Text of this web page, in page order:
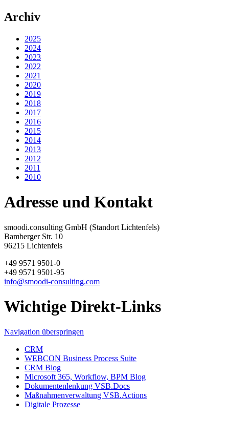
Archiv
2025
2024
2023
2022
2021
2020
2019
2018
2017
2016
2015
2014
2013
2012
2011
2010
Adresse und Kontakt
smoodi.consulting GmbH (Standort Lichtenfels)
Bamberger Str. 10
96215 Lichtenfels
+49 9571 9501-0
+49 9571 9501-95
info@smoodi-consulting.com
Wichtige Direkt-Links
Navigation überspringen
CRM
WEBCON Business Process Suite
CRM Blog
Microsoft 365, Workflow, BPM Blog
Dokumentenlenkung VSB.Docs
Maßnahmenverwaltung VSB.Actions
Digitale Prozesse